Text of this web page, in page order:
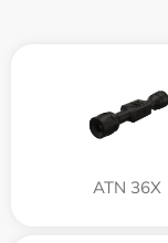
ATN 36X